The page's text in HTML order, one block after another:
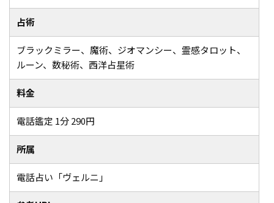
占術
ブラックミラー、魔術、ジオマンシー、霊感タロット、
ルーン、数秘術、西洋占星術
料金
電話鑑定 1分 290円
所属
電話占い「ヴェルニ」